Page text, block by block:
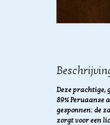
Deze prachtige,
89% Peruaanse
gesponnen: de
zorgt voor een